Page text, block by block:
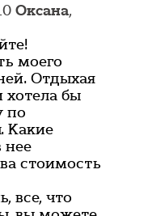
Оксана,
моего
Отдыхая
хотела бы
по
Какие
нее
стоимость
все, что